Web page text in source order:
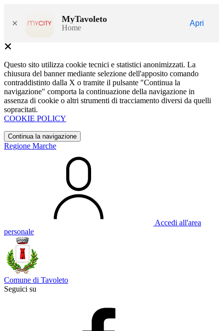
× MyTavoleto
Home
Apri
Questo sito utilizza cookie tecnici e statistici anonimizzati. La
chiusura del banner mediante selezione dell'apposito comando
contraddistinto dalla X o tramite il pulsante "Continua la
navigazione" comporta la continuazione della navigazione in
assenza di cookie o altri strumenti di tracciamento diversi da quelli
sopracitati.
COOKIE POLICY
Continua la navigazione
Regione Marche
Accedi all'area
personale
Comune di Tavoleto
Seguici su